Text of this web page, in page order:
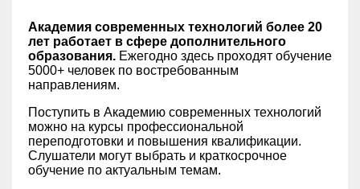
Академия современных технологий более 20
лет работает в сфере дополнительного
образования. Ежегодно здесь проходят обучение
5000+ человек по востребованным
направлениям.
Поступить в Академию современных технологий
можно на курсы профессиональной
переподготовки и повышения квалификации.
Слушатели могут выбрать и краткосрочное
обучение по актуальным темам.